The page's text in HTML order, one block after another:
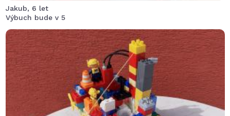
Jakub, 6 let
Výbuch bude v 5
Posátka jménem Bird and Cat ve svém speciálním